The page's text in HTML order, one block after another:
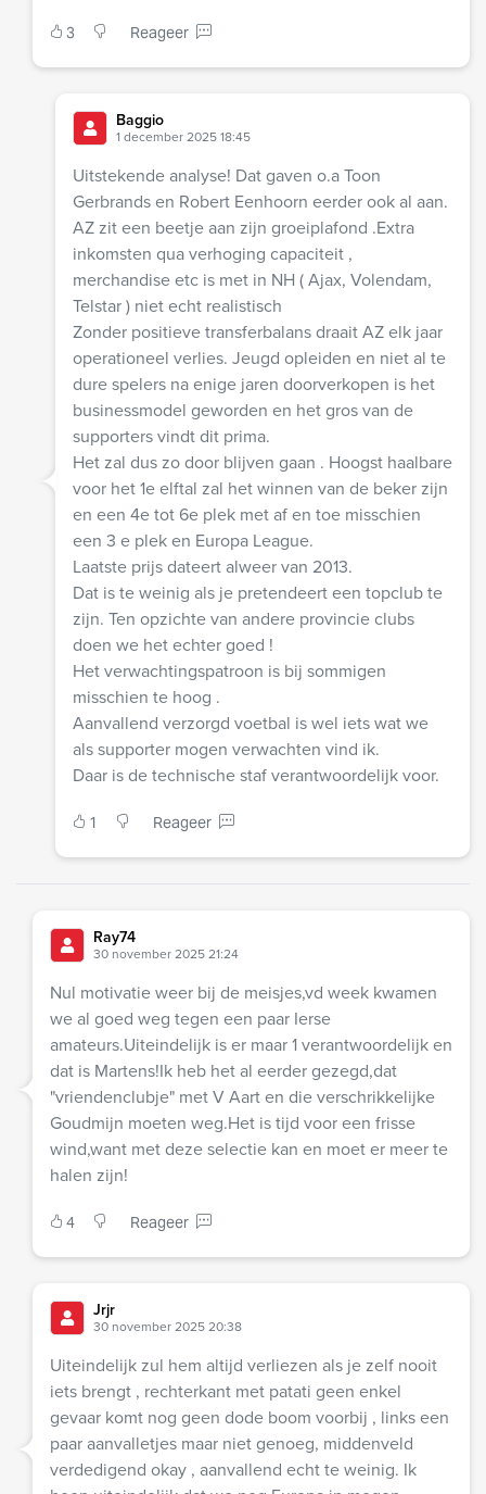
3 Reageer
Baggio
1 december 2025 18:45
Uitstekende analyse! Dat gaven o.a Toon
Gerbrands en Robert Eenhoorn eerder ook al aan.
AZ zit een beetje aan zijn groeiplafond .Extra
inkomsten qua verhoging capaciteit ,
merchandise etc is met in NH ( Ajax, Volendam,
Telstar ) niet echt realistisch
Zonder positieve transferbalans draait AZ elk jaar
operationeel verlies. Jeugd opleiden en niet al te
dure spelers na enige jaren doorverkopen is het
businessmodel geworden en het gros van de
supporters vindt dit prima.
Het zal dus zo door blijven gaan . Hoogst haalbare
voor het 1e elftal zal het winnen van de beker zijn
en een 4e tot 6e plek met af en toe misschien
een 3 e plek en Europa League.
Laatste prijs dateert alweer van 2013.
Dat is te weinig als je pretendeert een topclub te
zijn. Ten opzichte van andere provincie clubs
doen we het echter goed !
Het verwachtingspatroon is bij sommigen
misschien te hoog .
Aanvallend verzorgd voetbal is wel iets wat we
als supporter mogen verwachten vind ik.
Daar is de technische staf verantwoordelijk voor.
1 Reageer
Ray74
30 november 2025 21:24
Nul motivatie weer bij de meisjes,vd week kwamen
we al goed weg tegen een paar Ierse
amateurs.Uiteindelijk is er maar 1 verantwoordelijk en
dat is Martens!Ik heb het al eerder gezegd,dat
"vriendenclubje" met V Aart en die verschrikkelijke
Goudmijn moeten weg.Het is tijd voor een frisse
wind,want met deze selectie kan en moet er meer te
halen zijn!
4 Reageer
Jrjr
30 november 2025 20:38
Uiteindelijk zul hem altijd verliezen als je zelf nooit
iets brengt , rechterkant met patati geen enkel
gevaar komt nog geen dode boom voorbij , links een
paar aanvalletjes maar niet genoeg, middenveld
verdedigend okay , aanvallend echt te weinig. Ik